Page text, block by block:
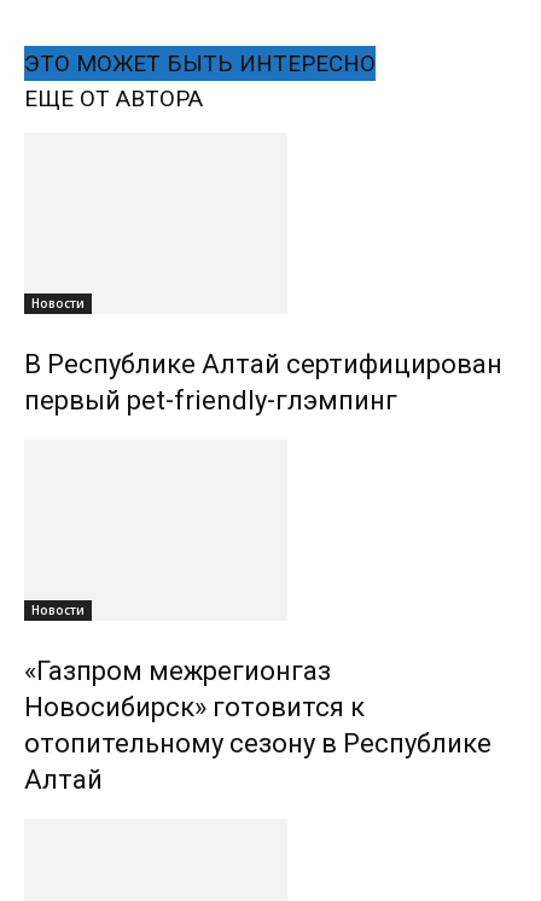
ЭТО МОЖЕТ БЫТЬ ИНТЕРЕСНО
ЕЩЕ ОТ АВТОРА
Новости
В Республике Алтай сертифицирован
первый pet-friendly-глэмпинг
Новости
«Газпром межрегионгаз
Новосибирск» готовится к
отопительному сезону в Республике
Алтай